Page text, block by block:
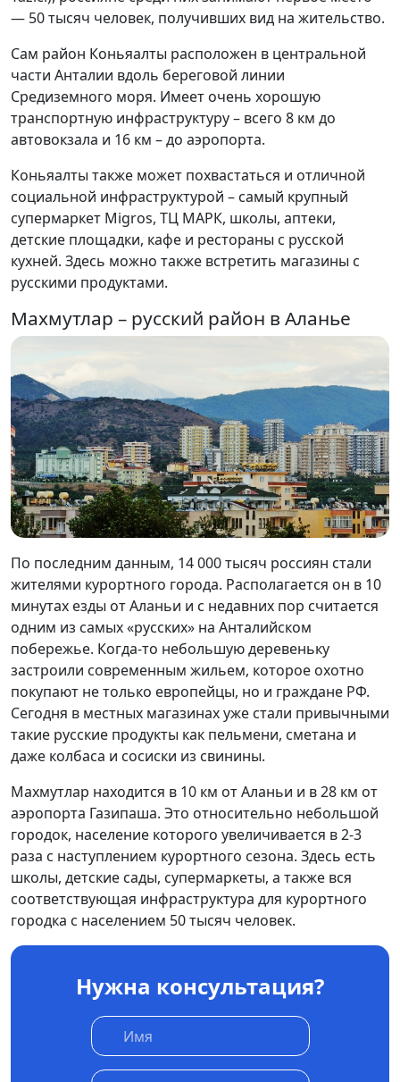
— 50 тысяч человек, получивших вид на жительство.
Сам район Коньяалты расположен в центральной
части Анталии вдоль береговой линии
Средиземного моря. Имеет очень хорошую
транспортную инфраструктуру – всего 8 км до
автовокзала и 16 км – до аэропорта.
Коньяалты также может похвастаться и отличной
социальной инфраструктурой – самый крупный
супермаркет Migros, ТЦ МАРК, школы, аптеки,
детские площадки, кафе и рестораны с русской
кухней. Здесь можно также встретить магазины с
русскими продуктами.
Махмутлар – русский район в Аланье
По последним данным, 14 000 тысяч россиян стали
жителями курортного города. Располагается он в 10
минутах езды от Аланьи и с недавних пор считается
одним из самых «русских» на Анталийском
побережье. Когда-то небольшую деревеньку
застроили современным жильем, которое охотно
покупают не только европейцы, но и граждане РФ.
Сегодня в местных магазинах уже стали привычными
такие русские продукты как пельмени, сметана и
даже колбаса и сосиски из свинины.
Махмутлар находится в 10 км от Аланьи и в 28 км от
аэропорта Газипаша. Это относительно небольшой
городок, население которого увеличивается в 2-3
раза с наступлением курортного сезона. Здесь есть
школы, детские сады, супермаркеты, а также вся
соответствующая инфраструктура для курортного
городка с населением 50 тысяч человек.
Нужна консультация?